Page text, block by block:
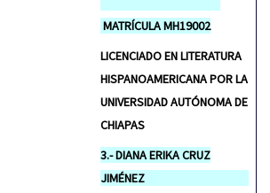
MATRÍCULA MH19002
LICENCIADO EN LITERATURA
HISPANOAMERICANA POR LA
UNIVERSIDAD AUTÓNOMA DE
CHIAPAS
3.- DIANA ERIKA CRUZ
JIMÉNEZ